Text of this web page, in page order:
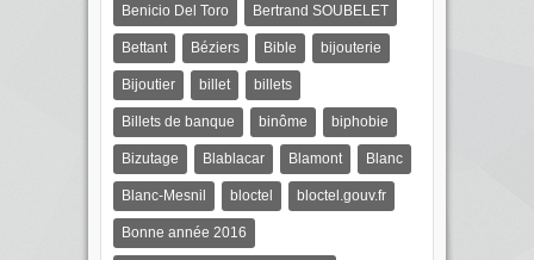
Benicio Del Toro Bertrand SOUBELET
Bettant Béziers Bible bijouterie
Bijoutier billet billets
Billets de banque binôme biphobie
Bizutage Blablacar Blamont Blanc
Blanc-Mesnil bloctel bloctel.gouv.fr
Bonne année 2016